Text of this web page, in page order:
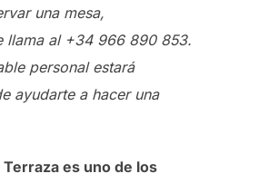
una mesa,
llama al +34 966 890 853.
personal estará
ayudarte a hacer una
Terraza es uno de los